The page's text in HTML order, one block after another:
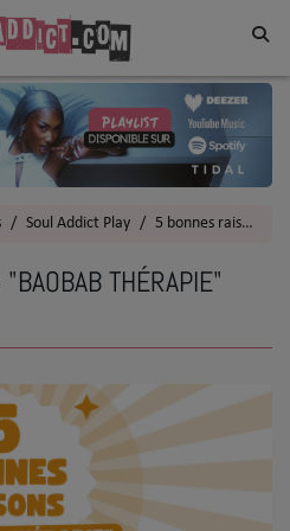
Soul Addict Play 5 bonnes raisons
THÉRAPIE"